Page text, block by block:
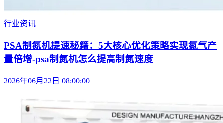
行业资讯
PSA制氮机提速秘籍：5大核心优化策略实现氮气产
量倍增-psa制氮机怎么提高制氮速度
2026年06月22日 08:00:00